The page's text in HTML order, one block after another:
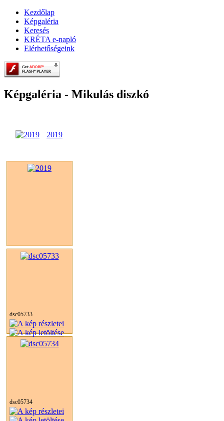
Kezdőlap
Képgaléria
Keresés
KRÉTA e-napló
Elérhetőségeink
Képgaléria - Mikulás diszkó
2019
dsc05733
dsc05734